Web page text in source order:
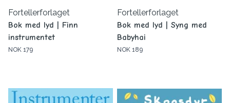
Fortellerforlaget
Bok med lyd | Finn
instrumentet
NOK 179
Fortellerforlaget
Bok med lyd | Syng med
Babyhai
NOK 189